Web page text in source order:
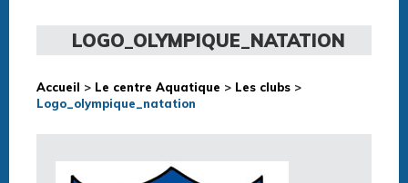
LOGO_OLYMPIQUE_NATATION
Accueil > Le centre Aquatique > Les clubs >
Logo_olympique_natation